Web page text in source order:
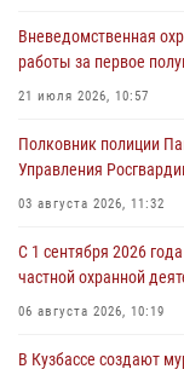
Росгвардейцы
ножевого ранения
06 августа 2026, 09:18
Росгвардейцы
горожанки
06 августа 2026, 08:17
Росгвардейцы
новокузнечанку от
06 августа 2026, 07:16
Вневедомственная
работы за первое
21 июля 2026, 10:57
Полковник полиции
Управления
03 августа 2026, 11:32
С 1 сентября 2026
частной охранной
06 августа 2026, 10:19
В Кузбассе создают